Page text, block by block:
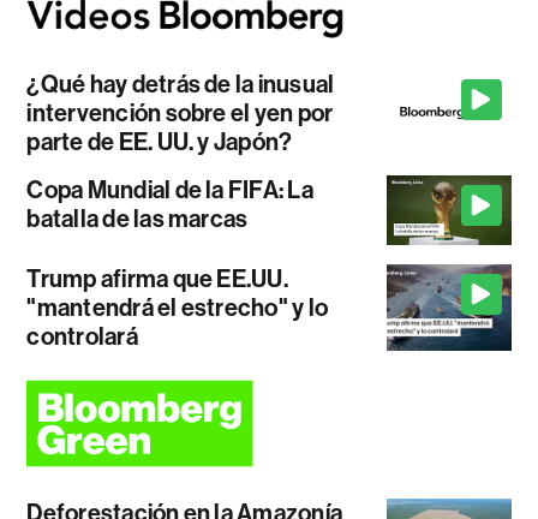
¿Qué hay detrás de la inusual
intervención sobre el yen por
parte de EE. UU. y Japón?
Copa Mundial de la FIFA: La
batalla de las marcas
Trump afirma que EE.UU.
"mantendrá el estrecho" y lo
controlará
Deforestación en la Amazonía